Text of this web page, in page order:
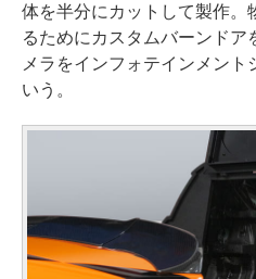
体を半分にカットして製作。
るためにカスタムバーンドア
メラをインフォテインメント
いう。